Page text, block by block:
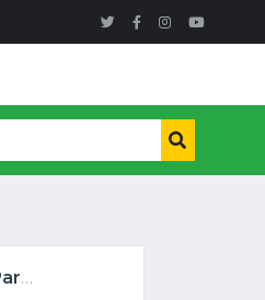
Malam Hari, Parkir Di Jalan Lintas Kota Lahat Masih Berkeliaran Untuk Mencari Se ...